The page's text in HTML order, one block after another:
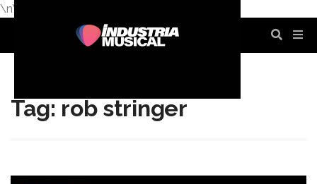
\n\n
Tag: rob stringer